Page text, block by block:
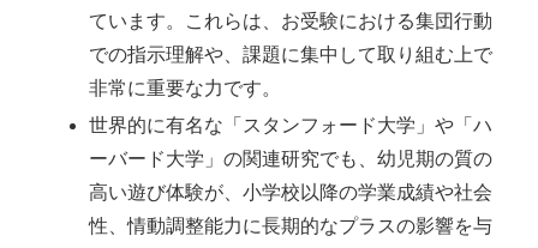
ています。これらは、お受験における集団行動
での指示理解や、課題に集中して取り組む上で
非常に重要な力です。
世界的に有名な「スタンフォード大学」や「ハ
ーバード大学」の関連研究でも、幼児期の質の
高い遊び体験が、小学校以降の学業成績や社会
性、情動調整能力に長期的なプラスの影響を与